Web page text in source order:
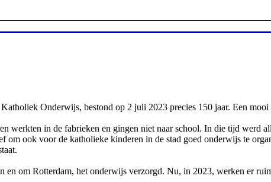
Onderwijs, bestond op 2 juli 2023 precies 150 jaar. Een
werkten in de fabrieken en gingen niet naar school. In die tijd werd
ook voor de katholieke kinderen in de stad goed onderwijs te
om Rotterdam, het onderwijs verzorgd. Nu, in 2023, werken er